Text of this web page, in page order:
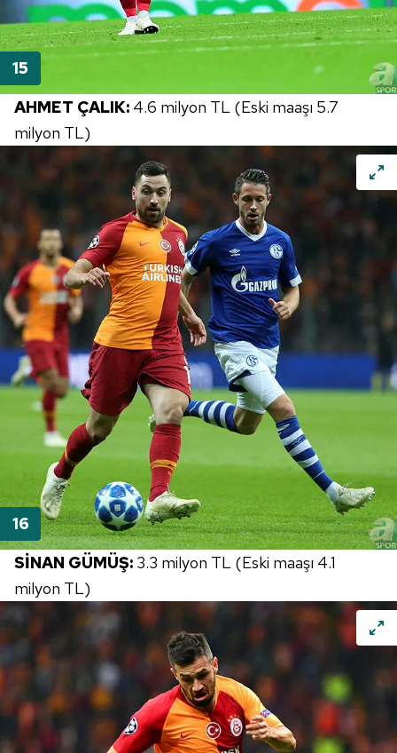
AHMET ÇALIK: 4.6 milyon TL (Eski maaşı 5.7
milyon TL)
SİNAN GÜMÜŞ: 3.3 milyon TL (Eski maaşı 4.1
milyon TL)